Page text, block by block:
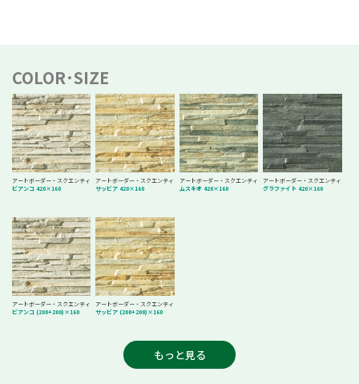
COLOR･SIZE
アートボーダー・スクエンティ
ビアンコ 420×160
アートボーダー・スクエンティ
サッビア 420×160
アートボーダー・スクエンティ
ムスキオ 420×160
アートボーダー・スクエンティ
グラファイト 420×160
アートボーダー・スクエンティ
ビアンコ (200+200)×160
アートボーダー・スクエンティ
サッビア (200+200)×160
もっと見る